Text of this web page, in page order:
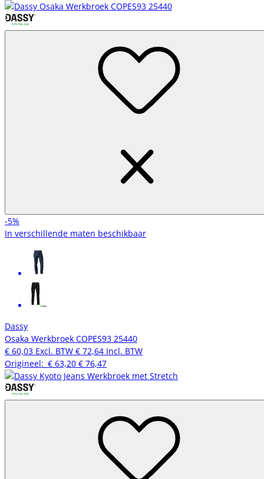
-5%
In verschillende maten beschikbaar
Dassy
Osaka Werkbroek COPES93 25440
€ 60,03 Excl. BTW € 72,64 Incl. BTW
Origineel: € 63,20 € 76,47